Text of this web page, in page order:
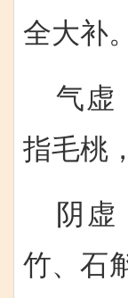
全大补。
气虚
指毛桃
阴
竹、石